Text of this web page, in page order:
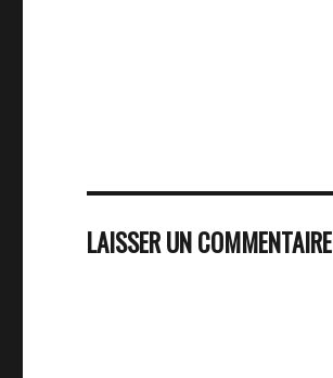
LAISSER UN COMMENTAIRE